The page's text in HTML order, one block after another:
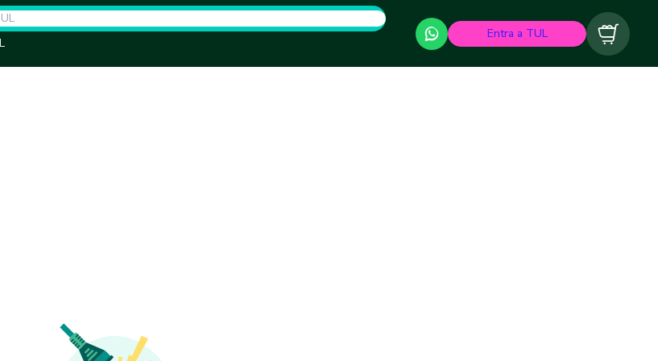
Entra a TUL Carrito